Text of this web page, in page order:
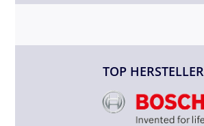
TOP HERSTELLER